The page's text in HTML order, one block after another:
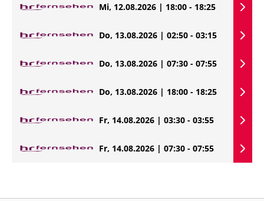
Mi, 12.08.2026 | 18:00 - 18:25
Do, 13.08.2026 | 02:50 - 03:15
Do, 13.08.2026 | 07:30 - 07:55
Do, 13.08.2026 | 18:00 - 18:25
Fr, 14.08.2026 | 03:30 - 03:55
Fr, 14.08.2026 | 07:30 - 07:55